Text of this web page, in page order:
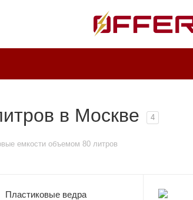
в Москве 4
емкости объемом 80 литров
Пластиковые ведра